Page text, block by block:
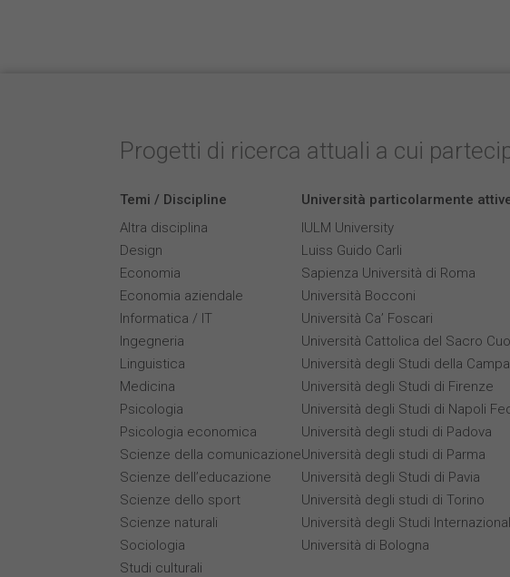
Progetti di ricerca attuali a cui
Temi / Discipline
Altra disciplina
Design
Economia
Economia aziendale
Informatica / IT
Ingegneria
Linguistica
Medicina
Psicologia
Psicologia economica
Scienze della comunicazione
Scienze dell’educazione
Scienze dello sport
Scienze naturali
Sociologia
Studi culturali
Università particolarmente
IULM University
Luiss Guido Carli
Sapienza Università di Roma
Università Bocconi
Università Ca’ Foscari
Università Cattolica del Sacro
Università degli Studi della
Università degli Studi di Firenze
Università degli Studi di Napoli
Università degli studi di Padova
Università degli studi di Parma
Università degli Studi di Pavia
Università degli studi di Torino
Università degli Studi
Università di Bologna